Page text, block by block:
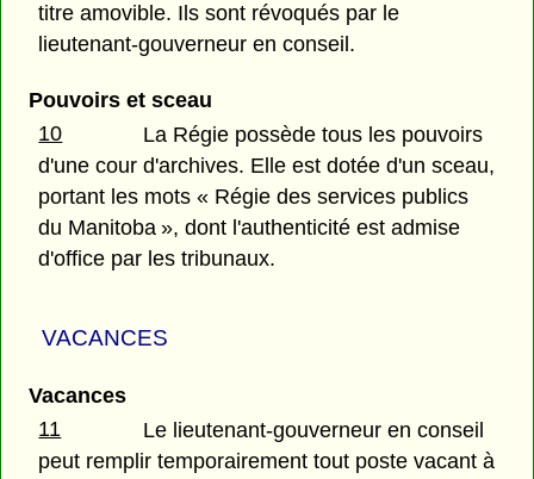
titre amovible. Ils sont révoqués par le
lieutenant-gouverneur en conseil.
Pouvoirs et sceau
10
La Régie possède tous les pouvoirs
d'une cour d'archives. Elle est dotée d'un sceau,
portant les mots « Régie des services publics
du Manitoba », dont l'authenticité est admise
d'office par les tribunaux.
VACANCES
Vacances
11
Le lieutenant-gouverneur en conseil
peut remplir temporairement tout poste vacant à